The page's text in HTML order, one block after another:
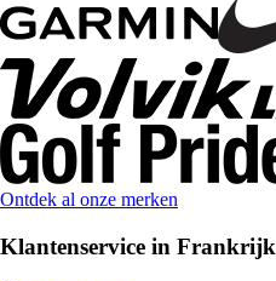
Ontdek al onze merken
Klantenservice in Frankrijk